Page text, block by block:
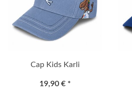
Cap Kids Karli
19,90 € *